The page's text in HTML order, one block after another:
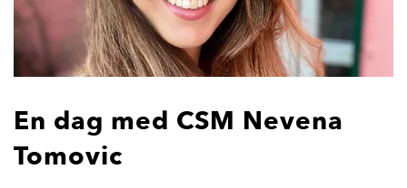
En dag med CSM Nevena
Tomovic